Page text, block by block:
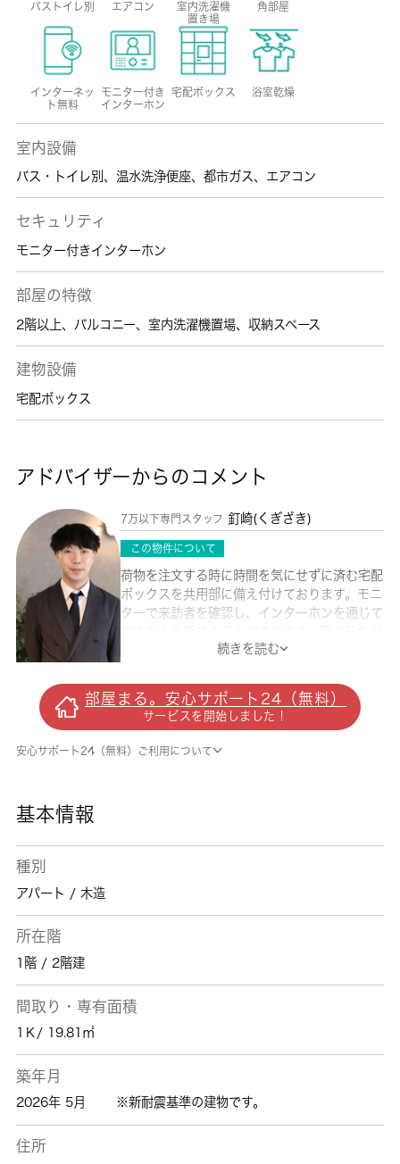
バストイレ別 エアコン
室内洗濯機
置き場
角部屋
インターネッ
ト無料
モニター付き
インターホン
宅配ボックス 浴室乾燥
室内設備
バス・トイレ別 、 温水洗浄便座、 都市ガス、 エアコン
セキュリティ
モニター付きインターホン
部屋の特徴
2階以上、 バルコニー、 室内洗濯機置場、 収納スペース
建物設備
宅配ボックス
アドバイザーからのコメント
7万以下専門スタッフ 釘崎(くぎざき)
この物件について
荷物を注文する時に時間を気にせずに済む宅配
ボックスを共用部に備え付けております。モニ
ターで来訪者を確認し、インターホンを通じて
外に干せない時でも部屋干し特有の臭いを防げ
の条件として多い、駅徒歩8分の物件です。自
立したキッチンのある1K物件です。インター
ネット使用料が無料の物件です。新築の物件で
す。住まいを求める上で、交通アクセスを重視
続きを読む
部屋まる。安心サポート24（無料）
サービスを開始しました！
安心サポート24（無料）ご利用について
基本情報
種別
アパート / 木造
所在階
1階 / 2階建
間取り・専有面積
1Ｋ/ 19.81㎡
築年月
2026年 5月 ※新耐震基準の建物です。
住所